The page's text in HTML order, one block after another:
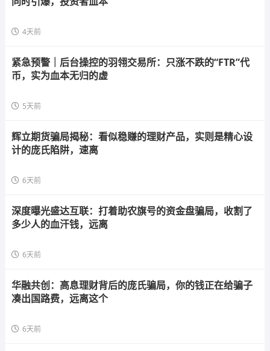
4天前
紧急预警｜后台操控的羽翎交易所：只涨不跌的“FTR”代
币，实为血本无归的虚
5天前
辉立期货骗局揭秘：看似稳赚的理财产品，实则是精心设
计的庞氏陷阱，速离
6天前
深度曝光盛达互联：打着助农旗号的资金盘骗局，收割了
多少人的血汗钱，远离
6天前
华融共创：高息理财背后的庞氏骗局，你的钱正在给骗子
凑出国路费，远离这个
6天前